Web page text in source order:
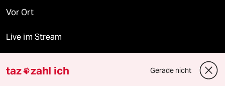
Vor Ort
Live im Stream
taz zahl ich Gerade nicht